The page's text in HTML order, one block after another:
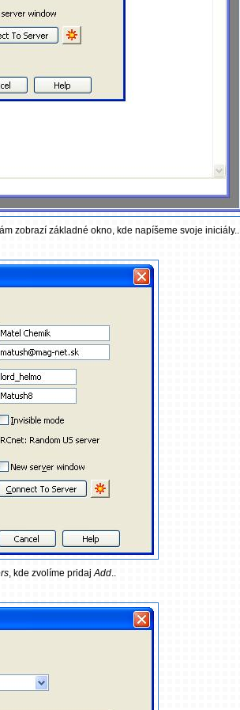
zobrazí základné okno, kde napíšeme svoje iniciály..
, kde zvolíme pridajAdd..